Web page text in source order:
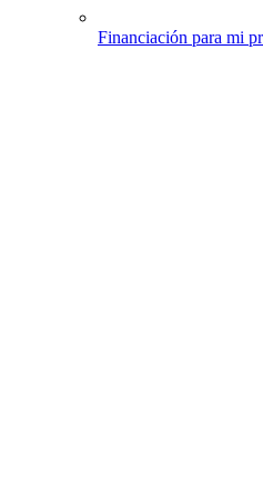
Financiación para mi